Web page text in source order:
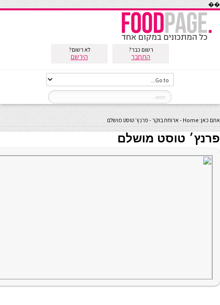
��
רשום כבר?
התחבר
לא רשום?
הירשם
אתם כאן: Home
- ארוחת בוקר- פרנץ׳ טוסט מושלם
פרנץ׳ טוסט מושלם